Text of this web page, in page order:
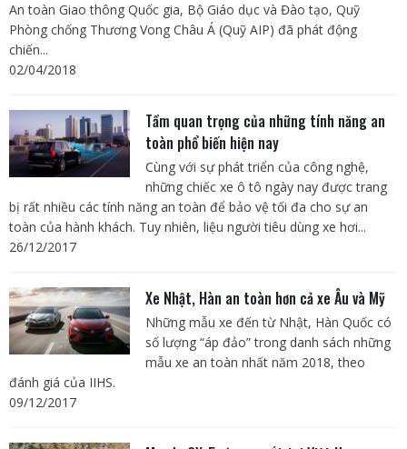
An toàn Giao thông Quốc gia, Bộ Giáo dục và Đào tạo, Quỹ
Phòng chống Thương Vong Châu Á (Quỹ AIP) đã phát động
chiến...
02/04/2018
Tầm quan trọng của những tính năng an
toàn phổ biến hiện nay
Cùng với sự phát triển của công nghệ,
những chiếc xe ô tô ngày nay được trang
bị rất nhiều các tính năng an toàn để bảo vệ tối đa cho sự an
toàn của hành khách. Tuy nhiên, liệu người tiêu dùng xe hơi...
26/12/2017
Xe Nhật, Hàn an toàn hơn cả xe Âu và Mỹ
Những mẫu xe đến từ Nhật, Hàn Quốc có
số lượng “áp đảo” trong danh sách những
mẫu xe an toàn nhất năm 2018, theo
đánh giá của IIHS.
09/12/2017